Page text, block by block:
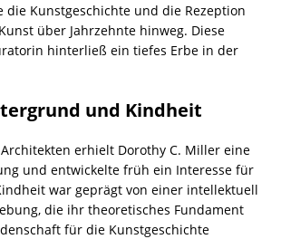
die Kunstgeschichte und die Rezeption
über Jahrzehnte hinweg. Diese
hinterließ ein tiefes Erbe in der
und Kindheit
erhielt Dorothy C. Miller eine
und entwickelte früh ein Interesse für
war geprägt von einer intellektuell
die ihr theoretisches Fundament
für die Kunstgeschichte